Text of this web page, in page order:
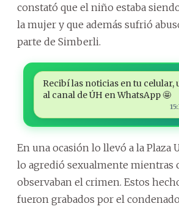
constató que el niño estaba
la mujer y que además sufrió
parte de Simberli.
Recibí las noticias en tu celular,
al canal de ÚH en WhatsApp 🤩
En una ocasión lo llevó a la Plaza
lo agredió sexualmente mientras
observaban el crimen. Estos
fueron grabados por el